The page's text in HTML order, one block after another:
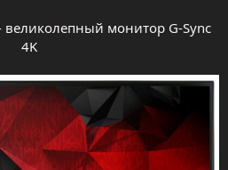
великолепный монитор G-Sync
4K